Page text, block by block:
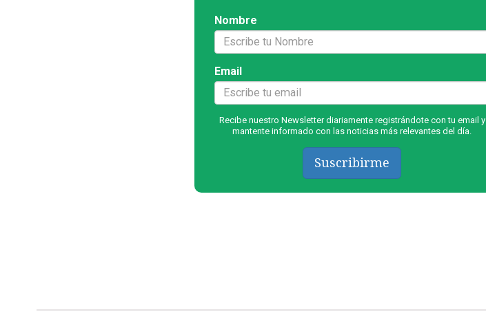
Nombre
Email
Recibe nuestro Newsletter diariamente registrándote con tu email y
mantente informado con las noticias más relevantes del día.
Suscribirme